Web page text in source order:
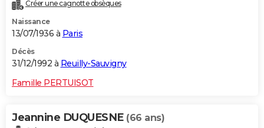
Créer une cagnotte obsèques
Naissance
13/07/1936 à Paris
Décès
31/12/1992 à Reuilly-Sauvigny
Famille PERTUISOT
Jeannine DUQUESNE (66 ans)